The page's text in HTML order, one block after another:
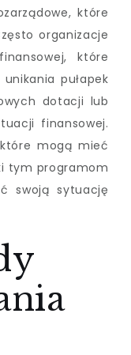
które
organizacje
które
pułapek
dotacji lub
finansowej.
mogą mieć
tym programom
swoją sytuację